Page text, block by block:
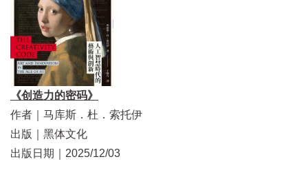
《创造力的密码》
作者｜马库斯．杜．索托伊
出版｜黑体文化
出版日期｜2025/12/03